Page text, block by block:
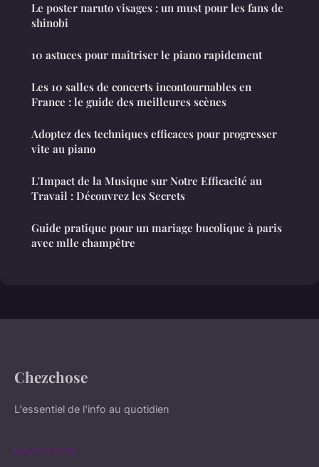
Le poster naruto visages : un must pour les fans de
shinobi
10 astuces pour maîtriser le piano rapidement
Les 10 salles de concerts incontournables en
France : le guide des meilleures scènes
Adoptez des techniques efficaces pour progresser
vite au piano
L'Impact de la Musique sur Notre Efficacité au
Travail : Découvrez les Secrets
Guide pratique pour un mariage bucolique à paris
avec mlle champêtre
Chezchose
L'essentiel de l'info au quotidien
NAVIGATION